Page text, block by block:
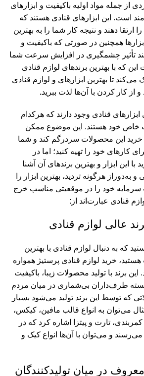
از جمله مواد اولیه باکیفیت و ابزارهای
است. این ابزارهای قنادی هستند که
ارتقا دهند و نتیجه کار شما را به بهترین
همچنین در صورتی که باکیفیت و
تأثیر چشمگیری در افزایش سرعت شما
این که با بهترین برندهای لوازم قنادی
می‌کند تا بهترین ابزار‌های و لوازم قنادی
و از کار کردن با آن‌ها لذت ببرید.
قنادی وجود دارند که هرکدام
خاص خود هستند. این موضوع ممکن
خرید این محصولات سردرگم کند و شما
کارهای خود را تهیه کنید؛ اما در
این ابزار و بهترین برندهای آن آشنا
به‌دوراز هرگونه تردید، بهترین ابزار را
سرمایه خود را در موقعیتی مناسب خرج
قنادی عبارت‌اند از:
که به دنبال لوازم قنادی با بهترین
خرید لوازم قنادی پرستیژ همواره
برند با تولید محصولات زیبا، باکیفیت
طرف‌داران بی‌شماری در میان مردم
که توسط این برند تولید می‌شود بسیار
می‌توان به انواع قالب مافین، کیکس،
تارت و پیتزا اشاره کرد که در
می‌رسند و می‌توان با آن‌ها انواع کیک و
معروف در میان تولیدکنندگان